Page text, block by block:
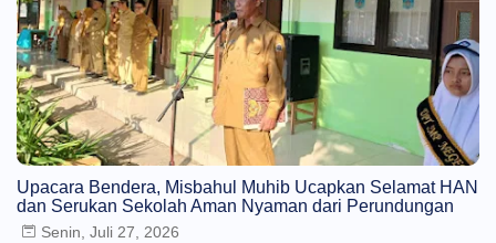
Upacara Bendera, Misbahul Muhib Ucapkan Selamat HAN
dan Serukan Sekolah Aman Nyaman dari Perundungan
Senin, Juli 27, 2026